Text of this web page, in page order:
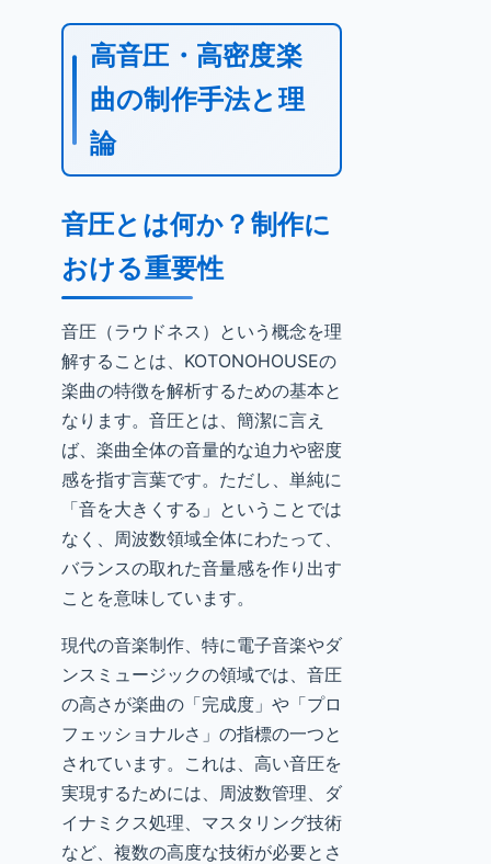
高音圧・高密度楽
曲の制作手法と理
論
音圧とは何か？制作に
おける重要性
音圧（ラウドネス）という概念を理
解することは、KOTONOHOUSEの
楽曲の特徴を解析するための基本と
なります。音圧とは、簡潔に言え
ば、楽曲全体の音量的な迫力や密度
感を指す言葉です。ただし、単純に
「音を大きくする」ということでは
なく、周波数領域全体にわたって、
バランスの取れた音量感を作り出す
ことを意味しています。
現代の音楽制作、特に電子音楽やダ
ンスミュージックの領域では、音圧
の高さが楽曲の「完成度」や「プロ
フェッショナルさ」の指標の一つと
されています。これは、高い音圧を
実現するためには、周波数管理、ダ
イナミクス処理、マスタリング技術
など、複数の高度な技術が必要とさ